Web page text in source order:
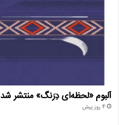
آلبوم «لحظه‌ای دِرَنگ» منتشر شد
4 روز پیش